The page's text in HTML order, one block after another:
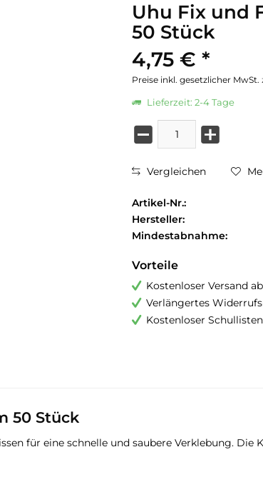
Uhu Fix und
50 Stück
4,75 € *
Preise inkl. gesetzlicher MwSt.
Lieferzeit: 2-4 Tage
Vergleichen
Artikel-Nr.:
Hersteller:
Mindestabnahme:
Vorteile
Kostenloser Versand
Verlängertes
Kostenloser
50 Stück
für eine schnelle und saubere Verklebung.